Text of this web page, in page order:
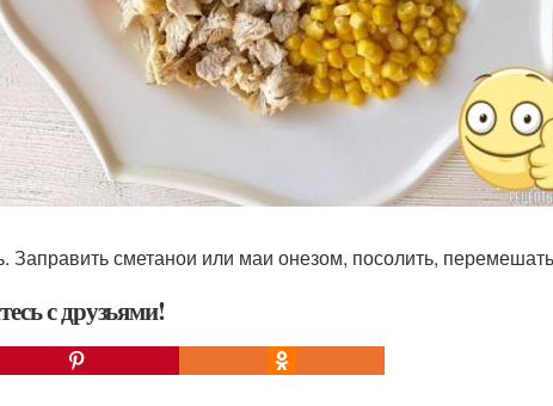
Заправить сметанои или маи онезом, посолить,
с друзьями!